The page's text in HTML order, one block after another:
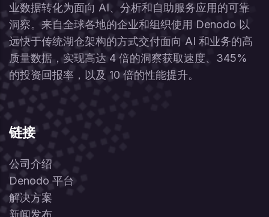
业数据转化为面向 AI、分析和自助服务应用的可靠
洞察。来自全球各地的企业和组织使用 Denodo 以
远快于传统湖仓架构的方式交付面向 AI 和业务的高
质量数据，实现高达 4 倍的洞察获取速度、345%
的投资回报率，以及 10 倍的性能提升。
链接
公司介绍
Denodo 平台
解决方案
新闻发布